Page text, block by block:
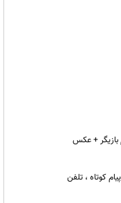
بازیگر + عکس
کوتاه ، تلفن